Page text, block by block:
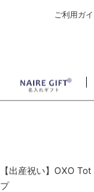
ご利用ガ
【出産祝い】OXO
プ